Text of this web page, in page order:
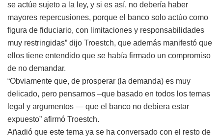
se actúe sujeto a la ley, y si es así, no debería haber
mayores repercusiones, porque el banco solo actúo como
figura de fiduciario, con limitaciones y responsabilidades
muy restringidas” dijo Troestch, que además manifestó que
ellos tiene entendido que se había firmado un compromiso
de no demandar.
“Obviamente que, de prosperar (la demanda) es muy
delicado, pero pensamos –que basado en todos los temas
legal y argumentos — que el banco no debiera estar
expuesto” afirmó Troestch.
Añadió que este tema ya se ha conversado con el resto de